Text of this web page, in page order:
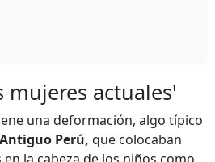
mujeres actuales'
una deformación, algo típico
Antiguo Perú, que colocaban